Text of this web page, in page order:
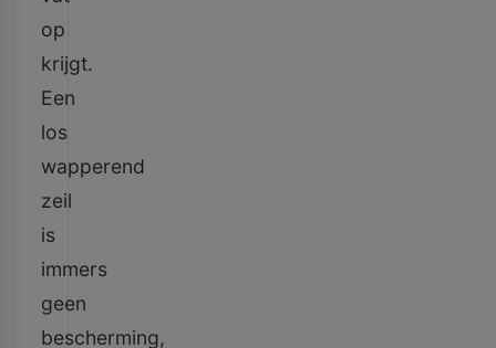
op
krijgt.
Een
los
wapperend
zeil
is
immers
geen
bescherming,